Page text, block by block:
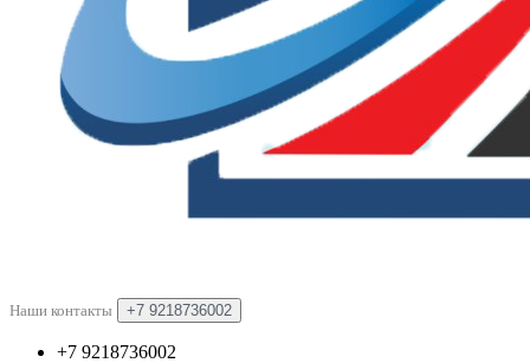
Наши контакты +7 9218736002
+7 9218736002